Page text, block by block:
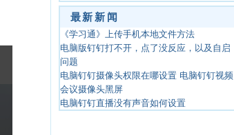
最新新闻
《学习通》上传手机本地文件方法
电脑版钉钉打不开，点了没反应，以及自启
问题
电脑钉钉摄像头权限在哪设置 电脑钉钉视频
会议摄像头黑屏
电脑钉钉直播没有声音如何设置